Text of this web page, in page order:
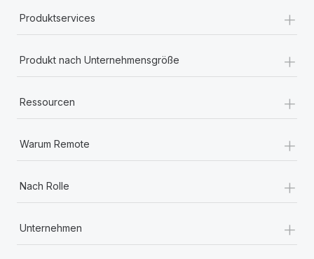
Produktservices +
Produkt nach Unternehmensgröße +
Ressourcen +
Warum Remote +
Nach Rolle +
Unternehmen
+